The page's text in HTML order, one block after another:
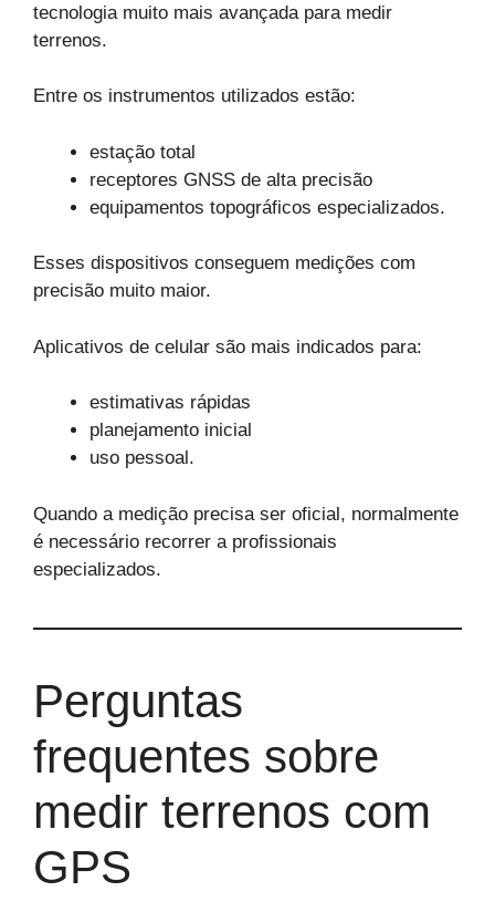
tecnologia muito mais avançada para medir
terrenos.
Entre os instrumentos utilizados estão:
estação total
receptores GNSS de alta precisão
equipamentos topográficos especializados.
Esses dispositivos conseguem medições com
precisão muito maior.
Aplicativos de celular são mais indicados para:
estimativas rápidas
planejamento inicial
uso pessoal.
Quando a medição precisa ser oficial, normalmente
é necessário recorrer a profissionais
especializados.
Perguntas
frequentes sobre
medir terrenos com
GPS